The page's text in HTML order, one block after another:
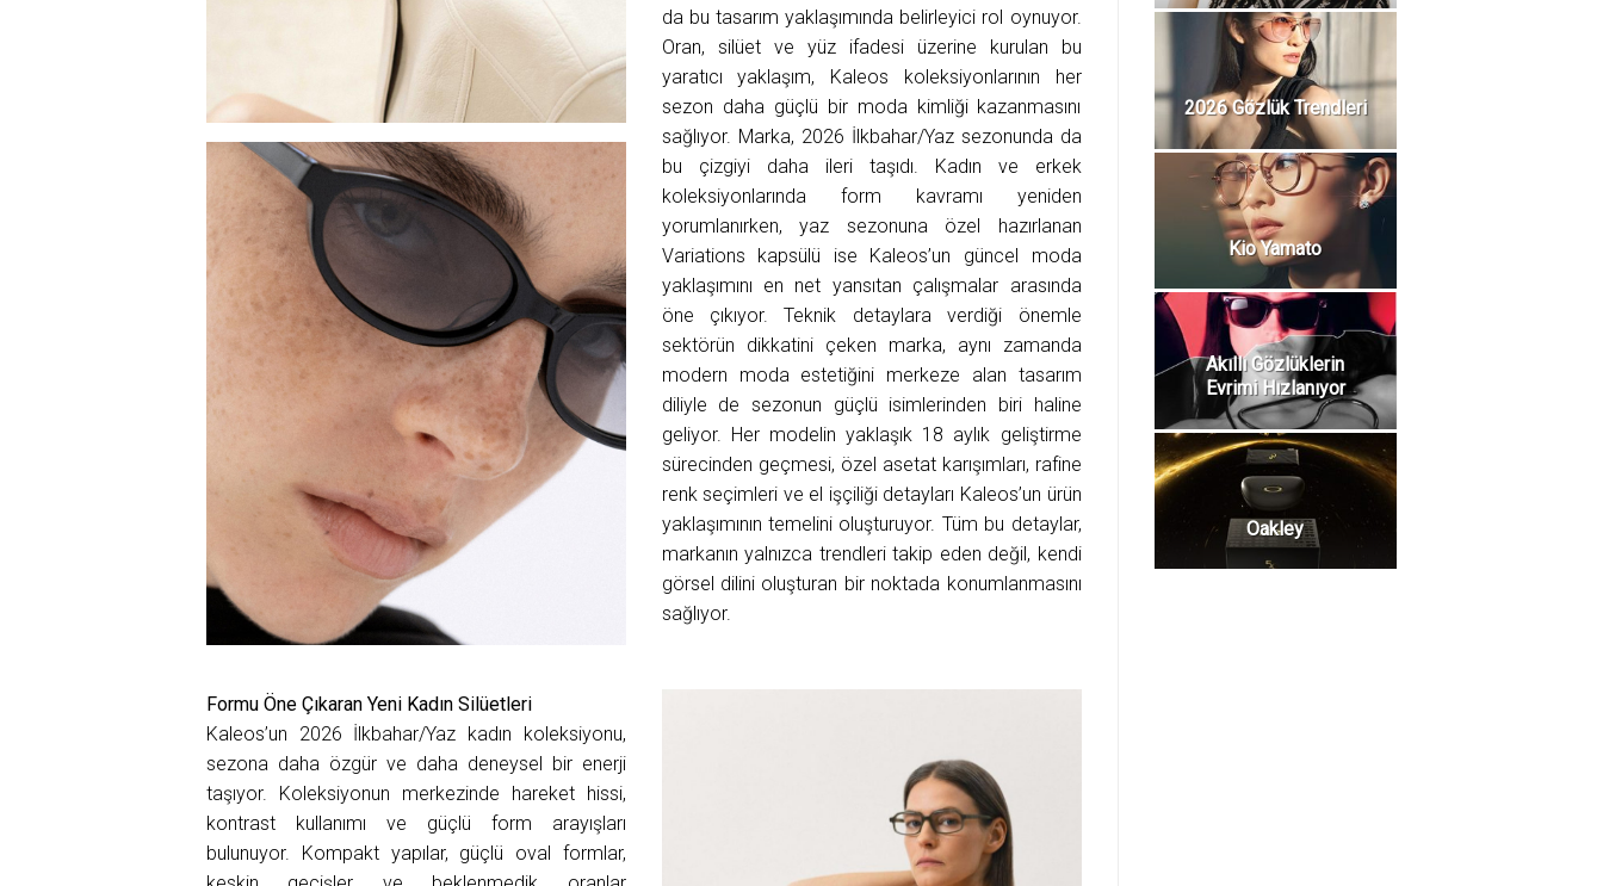
da bu tasarım yaklaşımında belirleyici rol oynuyor.
Oran, silüet ve yüz ifadesi üzerine kurulan bu
yaratıcı yaklaşım, Kaleos koleksiyonlarının her
sezon daha güçlü bir moda kimliği kazanmasını
sağlıyor. Marka, 2026 İlkbahar/Yaz sezonunda da
bu çizgiyi daha ileri taşıdı. Kadın ve erkek
koleksiyonlarında form kavramı yeniden
yorumlanırken, yaz sezonuna özel hazırlanan
Variations kapsülü ise Kaleos’un güncel moda
yaklaşımını en net yansıtan çalışmalar arasında
öne çıkıyor. Teknik detaylara verdiği önemle
sektörün dikkatini çeken marka, aynı zamanda
modern moda estetiğini merkeze alan tasarım
diliyle de sezonun güçlü isimlerinden biri haline
geliyor. Her modelin yaklaşık 18 aylık geliştirme
sürecinden geçmesi, özel asetat karışımları, rafine
renk seçimleri ve el işçiliği detayları Kaleos’un ürün
yaklaşımının temelini oluşturuyor. Tüm bu detaylar,
markanın yalnızca trendleri takip eden değil, kendi
görsel dilini oluşturan bir noktada konumlanmasını
sağlıyor.
Formu Öne Çıkaran Yeni Kadın Silüetleri
Kaleos’un 2026 İlkbahar/Yaz kadın koleksiyonu,
sezona daha özgür ve daha deneysel bir enerji
taşıyor. Koleksiyonun merkezinde hareket hissi,
kontrast kullanımı ve güçlü form arayışları
bulunuyor. Kompakt yapılar, güçlü oval formlar,
2026 Gözlük Trendleri
Kio Yamato
Akıllı Gözlüklerin
Evrimi Hızlanıyor
Oakley